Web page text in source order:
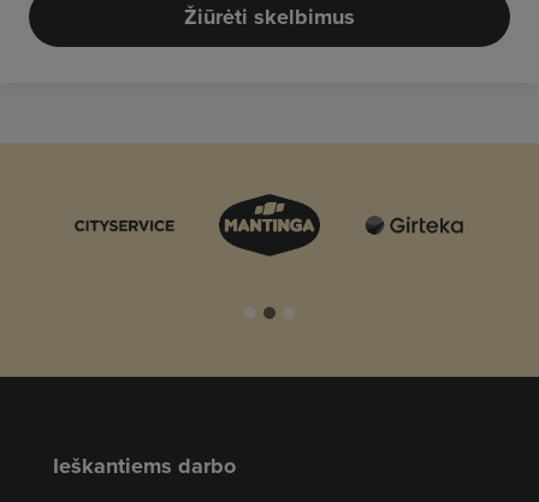
Žiūrėti skelbimus
Ieškantiems darbo